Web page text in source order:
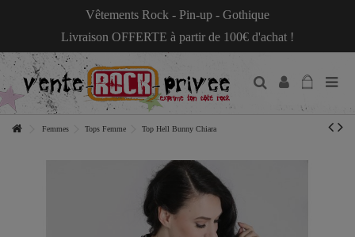
Vêtements Rock - Pin-up - Gothique
Livraison OFFERTE à partir de 100€ d'achat !
Femmes Tops Femme Top Hell Bunny Chiara